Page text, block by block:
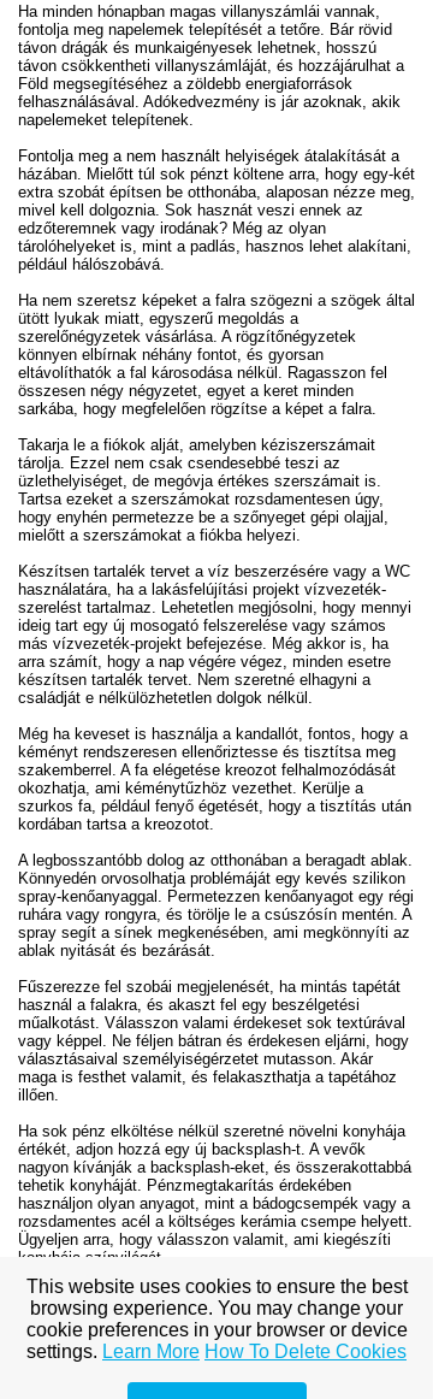
Ha minden hónapban magas villanyszámlái vannak,
fontolja meg napelemek telepítését a tetőre. Bár rövid
távon drágák és munkaigényesek lehetnek, hosszú
távon csökkentheti villanyszámláját, és hozzájárulhat a
Föld megsegítéséhez a zöldebb energiaforrások
felhasználásával. Adókedvezmény is jár azoknak, akik
napelemeket telepítenek.
Fontolja meg a nem használt helyiségek átalakítását a
házában. Mielőtt túl sok pénzt költene arra, hogy egy-két
extra szobát építsen be otthonába, alaposan nézze meg,
mivel kell dolgoznia. Sok hasznát veszi ennek az
edzőteremnek vagy irodának? Még az olyan
tárolóhelyeket is, mint a padlás, hasznos lehet alakítani,
például hálószobává.
Ha nem szeretsz képeket a falra szögezni a szögek által
ütött lyukak miatt, egyszerű megoldás a
szerelőnégyzetek vásárlása. A rögzítőnégyzetek
könnyen elbírnak néhány fontot, és gyorsan
eltávolíthatók a fal károsodása nélkül. Ragasszon fel
összesen négy négyzetet, egyet a keret minden
sarkába, hogy megfelelően rögzítse a képet a falra.
Takarja le a fiókok alját, amelyben kéziszerszámait
tárolja. Ezzel nem csak csendesebbé teszi az
üzlethelyiséget, de megóvja értékes szerszámait is.
Tartsa ezeket a szerszámokat rozsdamentesen úgy,
hogy enyhén permetezze be a szőnyeget gépi olajjal,
mielőtt a szerszámokat a fiókba helyezi.
Készítsen tartalék tervet a víz beszerzésére vagy a WC
használatára, ha a lakásfelújítási projekt vízvezeték-
szerelést tartalmaz. Lehetetlen megjósolni, hogy mennyi
ideig tart egy új mosogató felszerelése vagy számos
más vízvezeték-projekt befejezése. Még akkor is, ha
arra számít, hogy a nap végére végez, minden esetre
készítsen tartalék tervet. Nem szeretné elhagyni a
családját e nélkülözhetetlen dolgok nélkül.
Még ha keveset is használja a kandallót, fontos, hogy a
kéményt rendszeresen ellenőriztesse és tisztítsa meg
szakemberrel. A fa elégetése kreozot felhalmozódását
okozhatja, ami kéménytűzhöz vezethet. Kerülje a
szurkos fa, például fenyő égetését, hogy a tisztítás után
kordában tartsa a kreozotot.
A legbosszantóbb dolog az otthonában a beragadt ablak.
Könnyedén orvosolhatja problémáját egy kevés szilikon
spray-kenőanyaggal. Permetezzen kenőanyagot egy régi
ruhára vagy rongyra, és törölje le a csúszósín mentén. A
spray segít a sínek megkenésében, ami megkönnyíti az
ablak nyitását és bezárását.
Fűszerezze fel szobái megjelenését, ha mintás tapétát
használ a falakra, és akaszt fel egy beszélgetési
műalkotást. Válasszon valami érdekeset sok textúrával
vagy képpel. Ne féljen bátran és érdekesen eljárni, hogy
választásaival személyiségérzetet mutasson. Akár
maga is festhet valamit, és felakaszthatja a tapétához
illően.
Ha sok pénz elköltése nélkül szeretné növelni konyhája
értékét, adjon hozzá egy új backsplash-t. A vevők
nagyon kívánják a backsplash-eket, és összerakottabbá
tehetik konyháját. Pénzmegtakarítás érdekében
használjon olyan anyagot, mint a bádogcsempék vagy a
rozsdamentes acél a költséges kerámia csempe helyett.
Ügyeljen arra, hogy válasszon valamit, ami kiegészíti
konyhája színvilágát.
Befejezésül, bár korábban bizonytalan volt a
lakásfelújításban, most már tisztában vagy azzal, hogy
pontosan hogyan kell ezt csinálni. Nagyszerű! Ha
további segítségre van szüksége, olvassa el újra a
tippeket, és tegyen meg mindent, hogy emlékezzen
This website uses cookies to ensure the best
browsing experience. You may change your
cookie preferences in your browser or device
settings. Learn More How To Delete Cookies